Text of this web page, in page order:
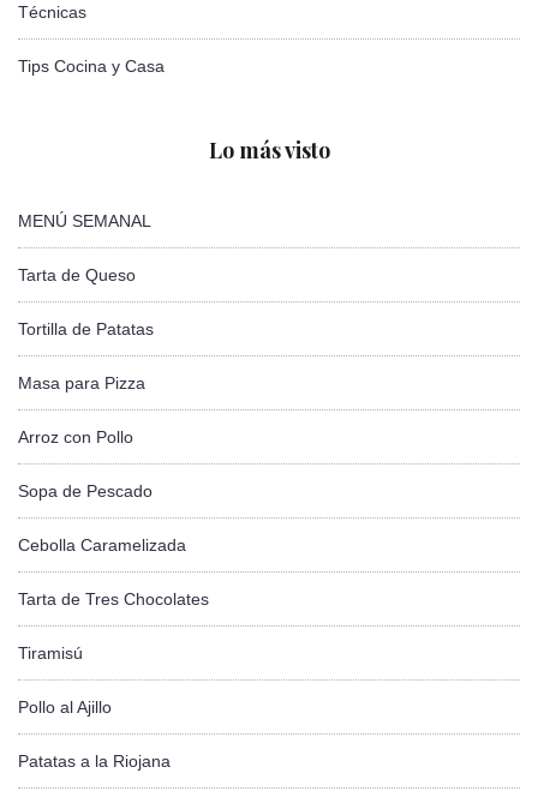
Técnicas
Tips Cocina y Casa
Lo más visto
MENÚ SEMANAL
Tarta de Queso
Tortilla de Patatas
Masa para Pizza
Arroz con Pollo
Sopa de Pescado
Cebolla Caramelizada
Tarta de Tres Chocolates
Tiramisú
Pollo al Ajillo
Patatas a la Riojana